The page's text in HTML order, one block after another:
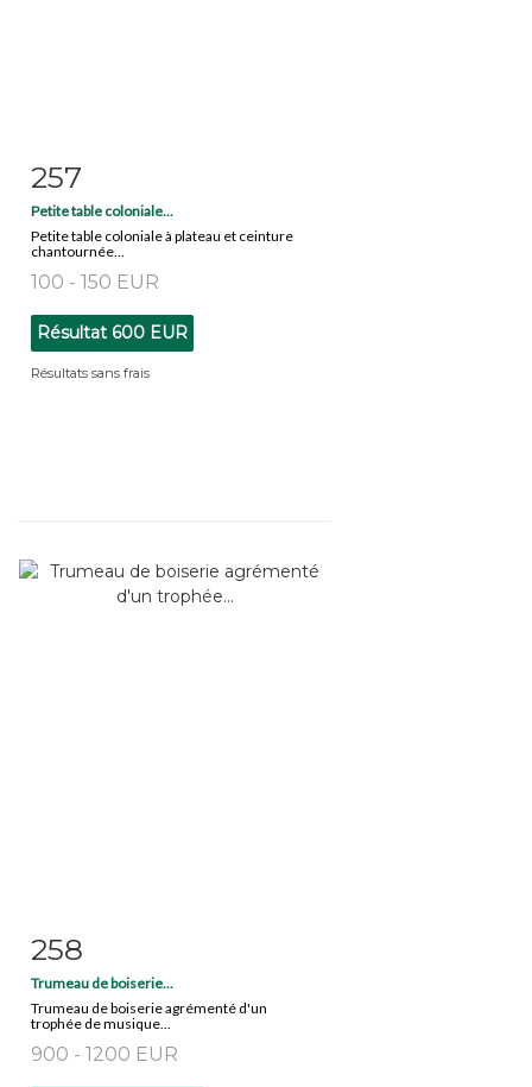
Fiche détaillée
257
Petite table coloniale...
Petite table coloniale à plateau et ceinture
chantournée...
100 - 150 EUR
Résultat 600 EUR
Résultats sans frais
Fiche détaillée
258
Trumeau de boiserie...
Trumeau de boiserie agrémenté d'un
trophée de musique...
900 - 1200 EUR